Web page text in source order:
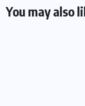
You may also